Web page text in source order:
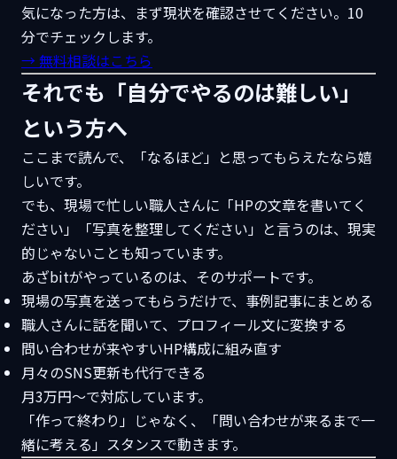
気になった方は、まず現状を確認させてください。10
分でチェックします。
→ 無料相談はこちら
それでも「自分でやるのは難しい」
という方へ
ここまで読んで、「なるほど」と思ってもらえたなら嬉
しいです。
でも、現場で忙しい職人さんに「HPの文章を書いてく
ださい」「写真を整理してください」と言うのは、現実
的じゃないことも知っています。
あざbitがやっているのは、そのサポートです。
現場の写真を送ってもらうだけで、事例記事にまとめる
職人さんに話を聞いて、プロフィール文に変換する
問い合わせが来やすいHP構成に組み直す
月々のSNS更新も代行できる
月3万円〜で対応しています。
「作って終わり」じゃなく、「問い合わせが来るまで一
緒に考える」スタンスで動きます。